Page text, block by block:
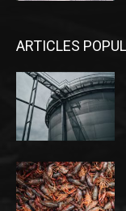
ARTICLES